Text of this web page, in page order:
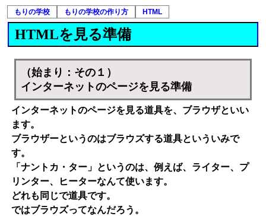
もりの学校 もりの学校の作り方 HTML
HTMLを見る準備
（始まり：その１）
インターネットのページを見る準備
インターネットのページを見る道具を、ブラウザといい
ます。
ブラウザーというのはブラウズする道具といういみで
す。
「ナントカ・ター」というのは、例えば、ライター、プ
リンター、ヒーターなんて使います。
どれも同じで道具です。
ではブラウズってなんだろう。